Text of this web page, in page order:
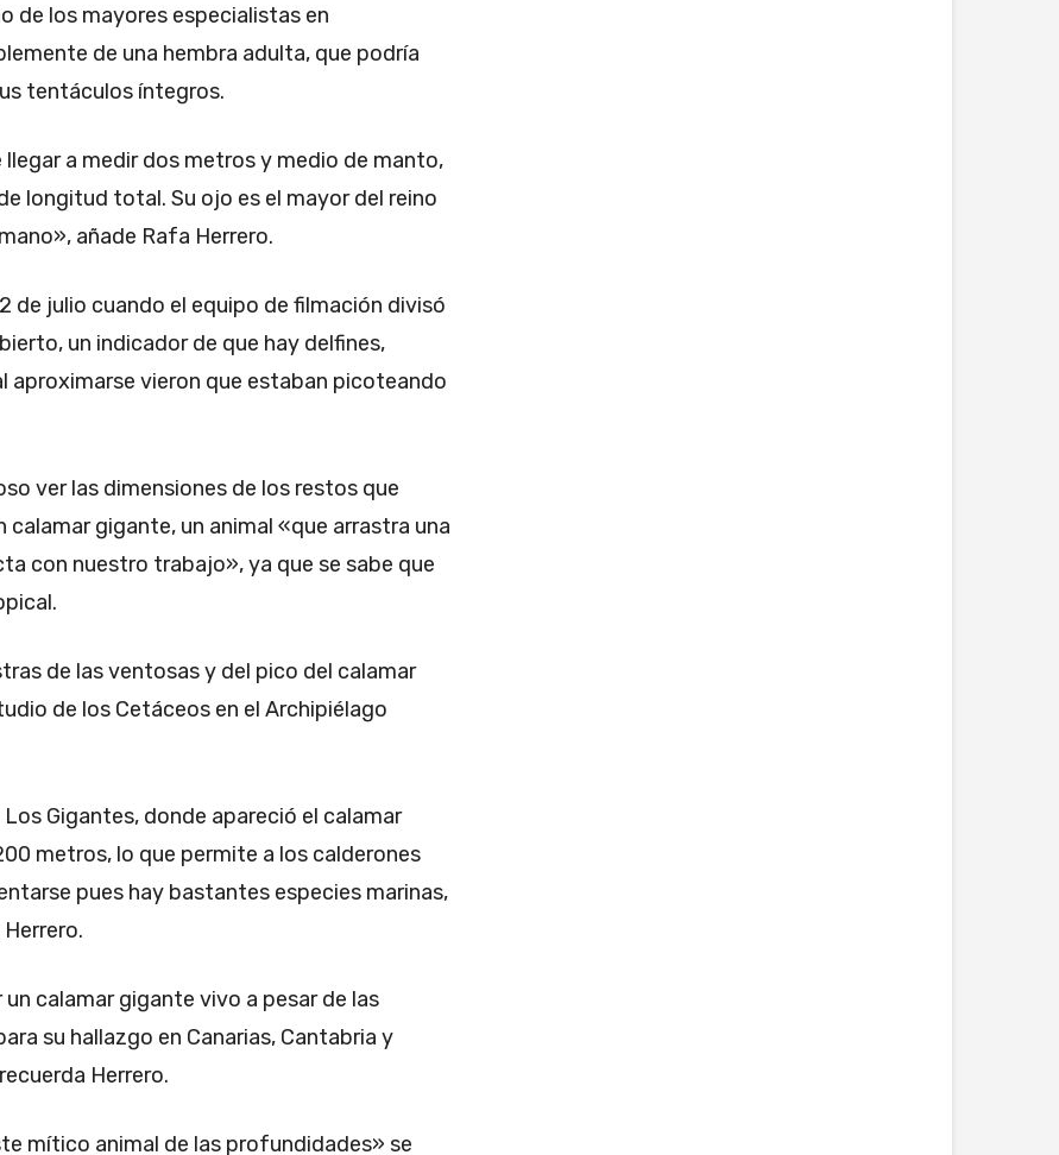
de los mayores especialistas en
de una hembra adulta, que podría
tentáculos íntegros.
a medir dos metros y medio de manto,
longitud total. Su ojo es el mayor del reino
añade Rafa Herrero.
de julio cuando el equipo de filmación divisó
un indicador de que hay delfines,
aproximarse vieron que estaban picoteando
ver las dimensiones de los restos que
gigante, un animal «que arrastra una
con nuestro trabajo», ya que se sabe que
de las ventosas y del pico del calamar
de los Cetáceos en el Archipiélago
Gigantes, donde apareció el calamar
metros, lo que permite a los calderones
pues hay bastantes especies marinas,
calamar gigante vivo a pesar de las
su hallazgo en Canarias, Cantabria y
Herrero.
mítico animal de las profundidades» se